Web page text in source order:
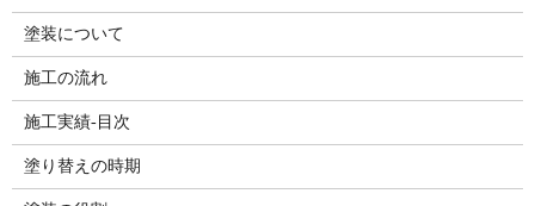
塗装について
施工の流れ
施工実績-目次
塗り替えの時期